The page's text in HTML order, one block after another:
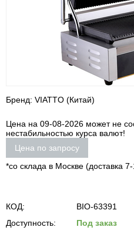
Бренд: VIATTO (Китай)
Цена на 09-08-2026 может не
нестабильностью курса валют!
Цена по запросу
*со склада в Москве (доставка
КОД:
BIO-63391
Доступность:
Под заказ